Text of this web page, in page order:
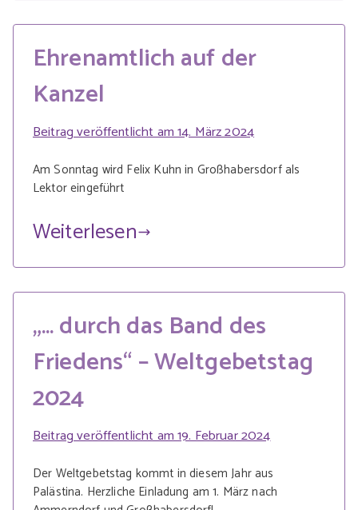
Ehrenamtlich auf der
Kanzel
Beitrag veröffentlicht am14. März 2024
Am Sonntag wird Felix Kuhn in Großhabersdorf als
Lektor eingeführt
Weiterlesen
„… durch das Band des
Friedens“ – Weltgebetstag
2024
Beitrag veröffentlicht am19. Februar 2024
Der Weltgebetstag kommt in diesem Jahr aus
Palästina. Herzliche Einladung am 1. März nach